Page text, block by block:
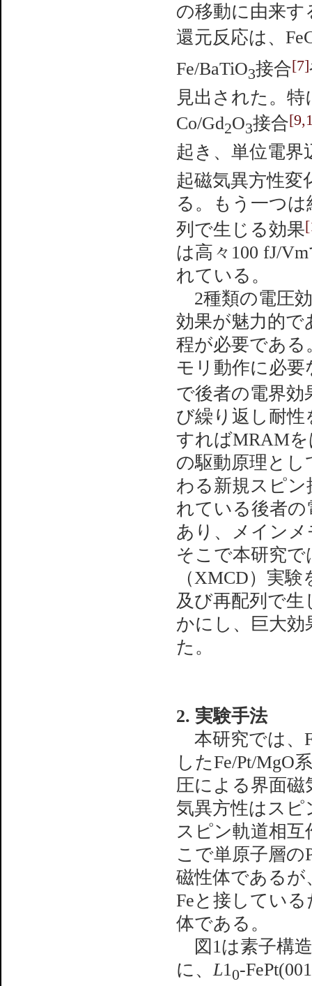
の移動に由来す
還元反応は、
Fe/BaTiO3接合[7]
見出された。
Co/Gd2O3接合
起き、単位電界
起磁気異方性変
る。もう一つ
列で生じる効果
は高々100 fJ/
れている。
2種類の電圧
効果が魅力的で
程が必要であ
モリ動作に必
で後者の電界効
び繰り返し耐
すればMRAM
の駆動原理と
わる新規スピ
れている後者の
あり、メインメ
そこで本研究
（XMCD）実
及び再配列で生
かにし、巨大効
た。
2. 実験手法
本研究では、
したFe/Pt/MgO
圧による界面
気異方性はスピ
スピン軌道相
こで単原子層の
磁性体であるが
Feと接してい
体である。
図1は素子構
に、 L1 0-